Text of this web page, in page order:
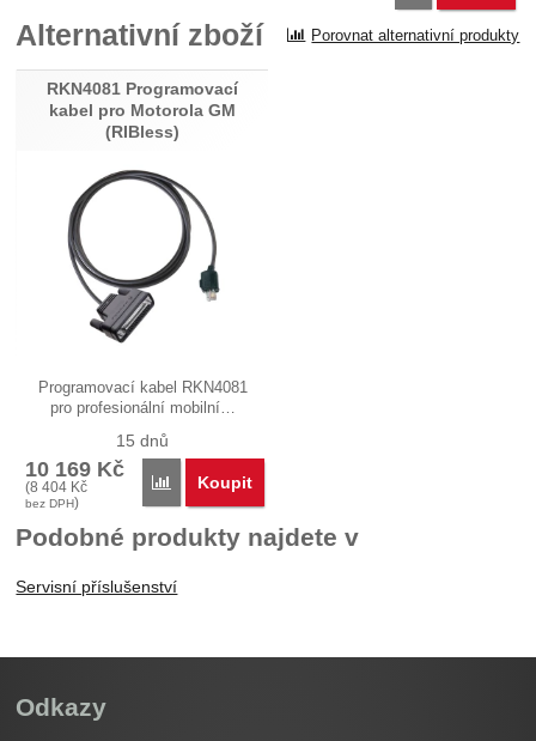
Alternativní zboží Porovnat alternativní produkty
RKN4081 Programovací
kabel pro Motorola GM
(RIBless)
Programovací kabel RKN4081
pro profesionální mobilní…
15 dnů
10 169 Kč
(8 404 Kč
bez DPH)
Porovnat
Koupit
Podobné produkty najdete v
Servisní příslušenství
Odkazy